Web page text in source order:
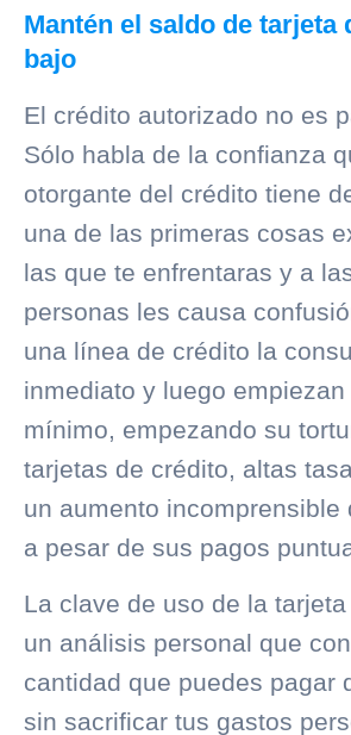
Mantén el saldo de tarjeta
bajo
El crédito autorizado no es
Sólo habla de la confianza
otorgante del crédito tiene
una de las primeras cosas
las que te enfrentaras y a
personas les causa
una línea de crédito la
inmediato y luego
mínimo, empezando su
tarjetas de crédito, altas
un aumento incomprensible
a pesar de sus pagos
La clave de uso de la
un análisis personal que
cantidad que puedes pagar
sin sacrificar tus gastos